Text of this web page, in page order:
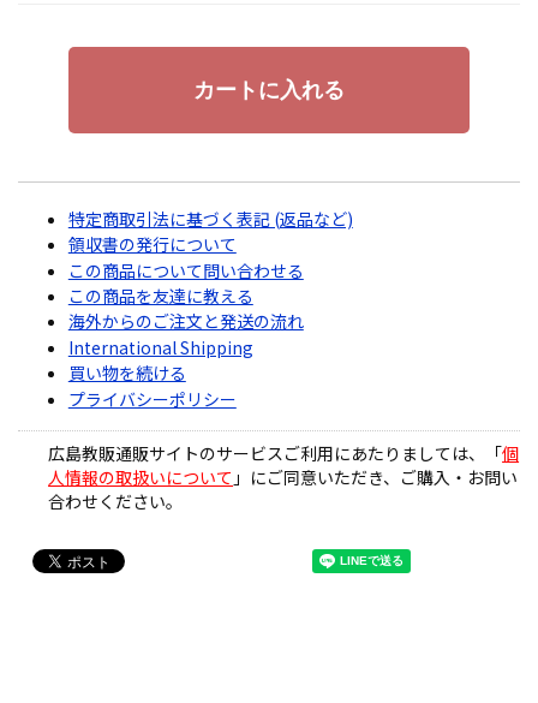
特定商取引法に基づく表記 (返品など)
領収書の発行について
この商品について問い合わせる
この商品を友達に教える
海外からのご注文と発送の流れ
International Shipping
買い物を続ける
プライバシーポリシー
広島教販通販サイトのサービスご利用にあたりましては、「個
人情報の取扱いについて 」にご同意いただき、ご購入・お問い
合わせください。